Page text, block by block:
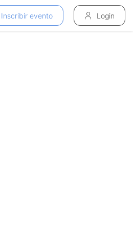
Inscribir evento Login